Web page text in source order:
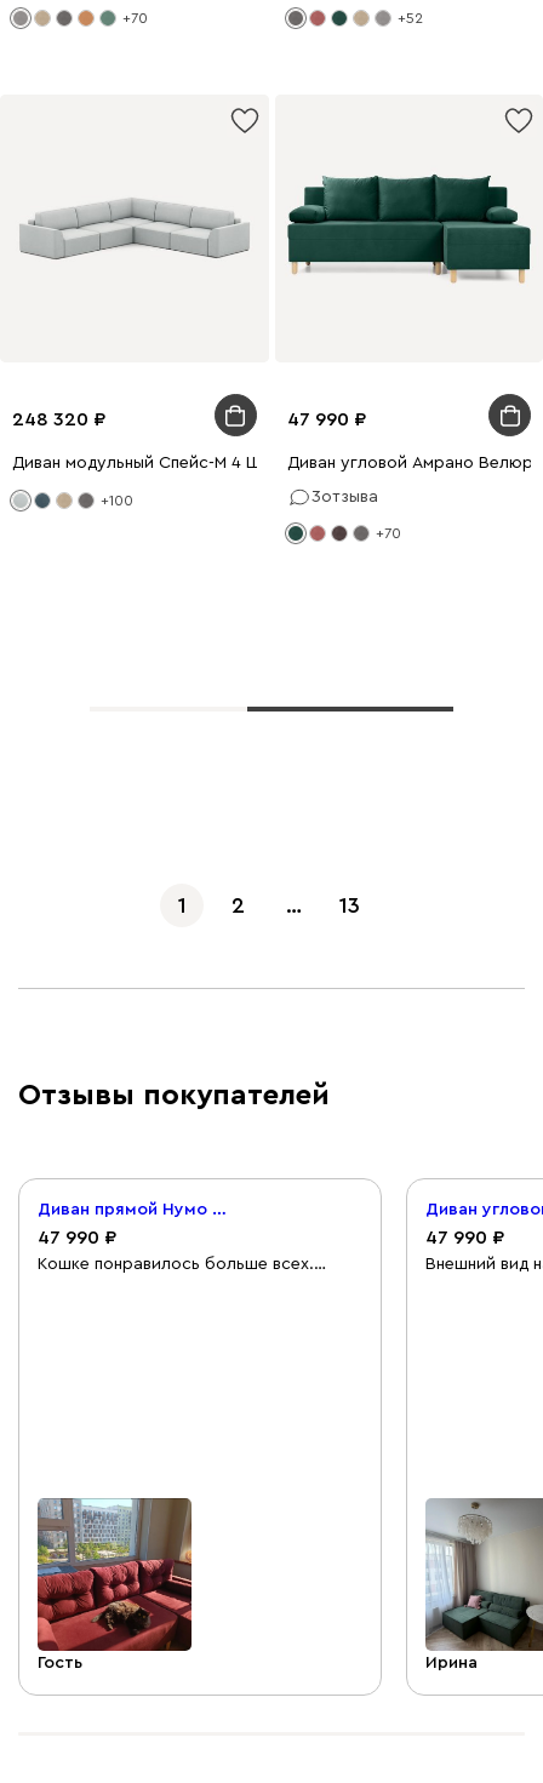
+70 +52
248 320
Диван модульный Спейс-М 4 Шенилл Светло-серый
+100
47 990
Диван угловой Амрано Велюр
3отзыва
+70
1 2 … 13
Отзывы покупателей
Диван прямой Нумо Велюр Бордовый
47 990
Кошке понравилось больше всех.
Гость
47 990
Внешний вид
Ирина